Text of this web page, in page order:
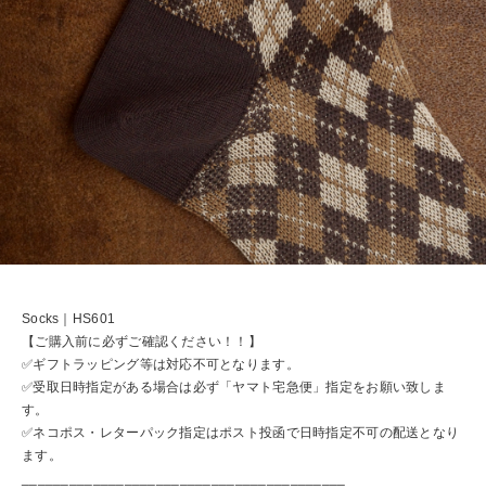
Socks｜HS601
【ご購入前に必ずご確認ください！！】
✅ギフトラッピング等は対応不可となります。
✅受取日時指定がある場合は必ず「ヤマト宅急便」指定をお願い致しま
す。
✅ネコポス・レターパック指定はポスト投函で日時指定不可の配送となり
ます。